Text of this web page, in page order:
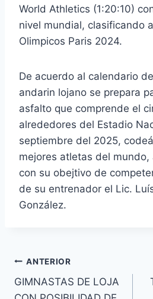
World Athletics (1:20:10)
nivel mundial, clasificando
Olimpicos Paris 2024.
De acuerdo al calendario
andarin lojano se prepara
asfalto que comprende el
alrededores del Estadio
septiembre del 2025,
mejores atletas del
con su obejtivo de
de su entrenador el Lic.
González.
ANTERIOR
GIMNASTAS DE LOJA